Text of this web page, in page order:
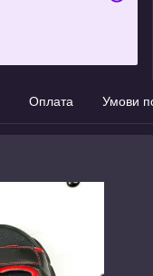
Оплата Умови